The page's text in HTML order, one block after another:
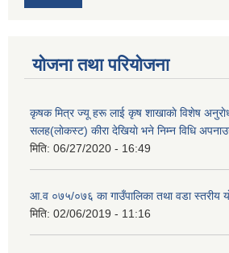
योजना तथा परियोजना
कृषक मित्र ज्यू हरू लाई कृष शाखाकाे विशेष
सलह(लाेकस्ट) कीरा देखियाे भने निम्न विधि
मिति: 06/27/2020 - 16:49
आ‍.व ०७५/०७६ का गाउँपालिका तथा वडा स्तरीय
मिति: 02/06/2019 - 11:16